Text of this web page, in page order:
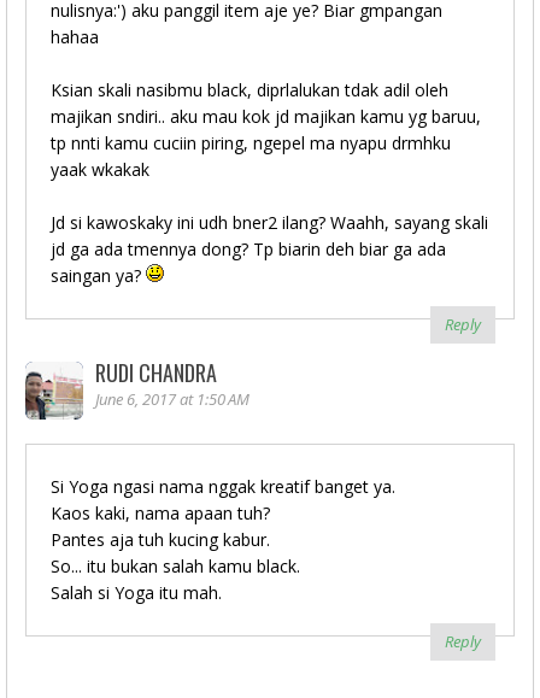
nulisnya:') aku panggil item aje ye? Biar gmpangan
hahaa
Ksian skali nasibmu black, diprlalukan tdak adil oleh
majikan sndiri.. aku mau kok jd majikan kamu yg baruu,
tp nnti kamu cuciin piring, ngepel ma nyapu drmhku
yaak wkakak
Jd si kawoskaky ini udh bner2 ilang? Waahh, sayang skali
jd ga ada tmennya dong? Tp biarin deh biar ga ada
saingan ya?
Reply
RUDI CHANDRA
June 6, 2017 at 1:50 AM
Si Yoga ngasi nama nggak kreatif banget ya.
Kaos kaki, nama apaan tuh?
Pantes aja tuh kucing kabur.
So... itu bukan salah kamu black.
Salah si Yoga itu mah.
Reply